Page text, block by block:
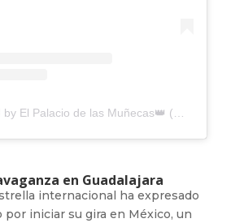
A post shared by El Palacio de las Muñecas👑 (@ditashowdrag)
en Guadalajara
internacional ha expresado
por iniciar su gira en México, un